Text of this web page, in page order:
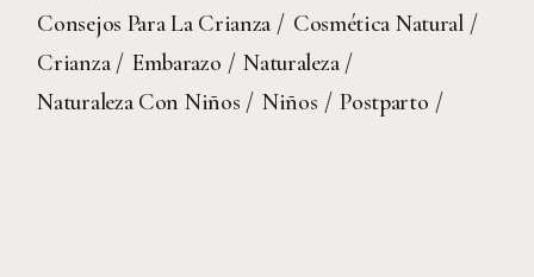
Consejos Para La Crianza
Cosmética Natural
Crianza
Embarazo
Naturaleza
Naturaleza Con Niños
Niños Postparto